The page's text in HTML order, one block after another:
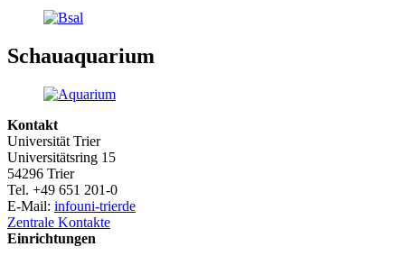
Schauaquarium
Kontakt
Universität Trier
Universitätsring 15
54296 Trier
Tel. +49 651 201-0
E-Mail: infouni-trierde
Zentrale Kontakte
Einrichtungen